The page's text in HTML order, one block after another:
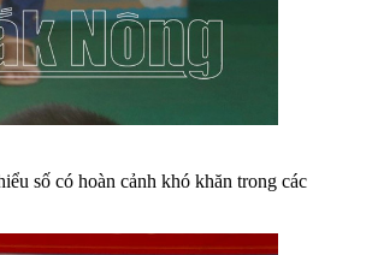
số có hoàn cảnh khó khăn trong các